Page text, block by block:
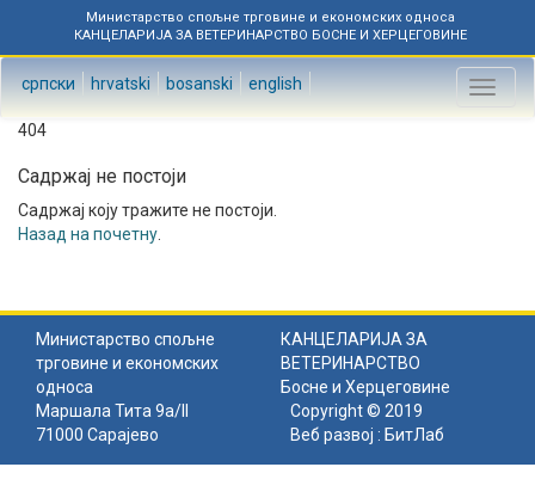
Министарство спољне трговине и економских односа
КАНЦЕЛАРИЈА ЗА ВЕТЕРИНАРСТВО БОСНЕ И ХЕРЦЕГОВИНЕ
српски hrvatski bosanski english
Toggle
404
Садржај не постоји
Садржај коју тражите не постоји.
Назад на почетну
Министарство спољне
трговине и економских
односа
КАНЦЕЛАРИЈА ЗА
ВЕТЕРИНАРСТВО
Босне и Херцеговине
Маршала Тита 9а/II
71000 Сарајево
Copyright © 2019
Веб развој : БитЛаб